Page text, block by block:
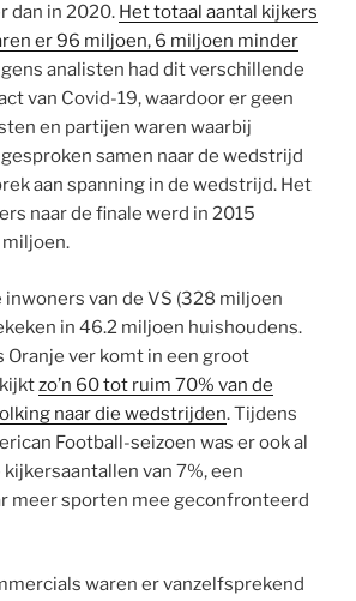
dan in 2020. Het totaal aantal kijkers
er 96 miljoen, 6 miljoen minder
analisten had dit verschillende
van Covid-19, waardoor er geen
en partijen waren waarbij
samen naar de wedstrijd
aan spanning in de wedstrijd. Het
naar de finale werd in 2015
miljoen.
inwoners van de VS (328 miljoen
in 46.2 miljoen huishoudens.
Oranje ver komt in een groot
zo’n 60 tot ruim 70% van de
naar die wedstrijden. Tijdens
Football-seizoen was er ook al
van 7%, een
meer sporten mee geconfronteerd
waren er vanzelfsprekend